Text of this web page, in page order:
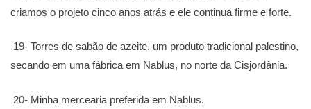
criamos o projeto cinco anos atrás e ele continua firme e forte.
19- Torres de sabão de azeite, um produto tradicional palestino,
secando em uma fábrica em Nablus, no norte da Cisjordânia.
20- Minha mercearia preferida em Nablus.